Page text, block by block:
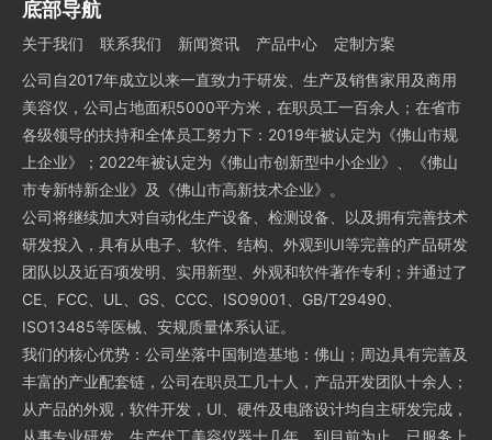
底部导航
关于我们 联系我们 新闻资讯 产品中心
定制方案
公司自2017年成立以来一直致力于研发、生产及销售家用及商用
美容仪，公司占地面积5000平方米，在职员工一百余人；在省市
各级领导的扶持和全体员工努力下：2019年被认定为《佛山市规
上企业》；2022年被认定为《佛山市创新型中小企业》、《佛山
市专新特新企业》及《佛山市高新技术企业》。
公司将继续加大对自动化生产设备、检测设备、以及拥有完善技术
研发投入，具有从电子、软件、结构、外观到UI等完善的产品研发
团队以及近百项发明、实用新型、外观和软件著作专利；并通过了
CE、FCC、UL、GS、CCC、ISO9001、GB/T29490、
ISO13485等医械、安规质量体系认证。
我们的核心优势：公司坐落中国制造基地：佛山；周边具有完善及
丰富的产业配套链，公司在职员工几十人，产品开发团队十余人；
从产品的外观，软件开发，UI、硬件及电路设计均自主研发完成，
从事专业研发，生产代工美容仪器十几年，到目前为止，已服务上